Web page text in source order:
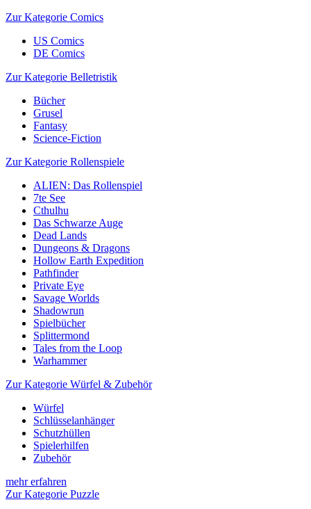
Zur Kategorie Comics
US Comics
DE Comics
Zur Kategorie Belletristik
Bücher
Grusel
Fantasy
Science-Fiction
Zur Kategorie Rollenspiele
ALIEN: Das Rollenspiel
7te See
Cthulhu
Das Schwarze Auge
Dead Lands
Dungeons & Dragons
Hollow Earth Expedition
Pathfinder
Private Eye
Savage Worlds
Shadowrun
Spielbücher
Splittermond
Tales from the Loop
Warhammer
Zur Kategorie Würfel & Zubehör
Würfel
Schlüsselanhänger
Schutzhüllen
Spielerhilfen
Zubehör
mehr erfahren
Zur Kategorie Puzzle